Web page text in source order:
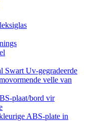
Swart Uv-gegradeerde
velle van
plaat/bord vir
ABS-plate in